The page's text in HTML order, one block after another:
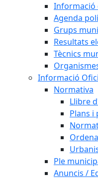
Informació
Agenda
Grups
Resultats
Tècnics
Informació
Normativa
Llibre
Plans i
Ple
Anuncis /